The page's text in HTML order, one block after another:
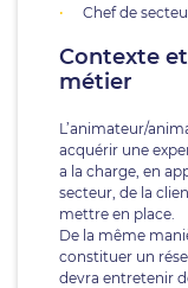
Chef de
Contexte
métier
L’animateur/
acquérir une
a la charge, en
secteur, de la
mettre en place.
De la même
constituer un
devra entretenir